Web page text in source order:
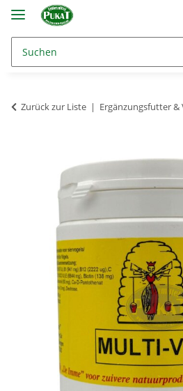
Zurück zur Liste Ergänzungsfutter &